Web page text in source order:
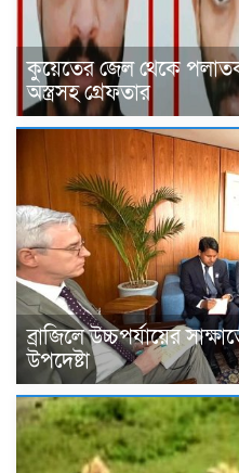
কুয়েতের জেল থেকে
অস্ত্রসহ গ্রেফতার
ব্রাজিলে উচ্চপর্যায়ের
উপদেষ্টা